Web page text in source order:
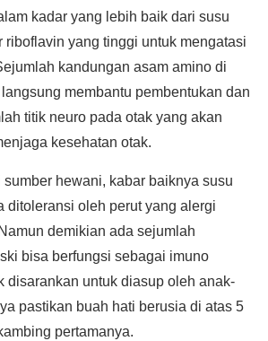
kadar yang lebih baik dari susu
riboflavin yang tinggi untuk mengatasi
kandungan asam amino di
membantu pembentukan dan
titik neuro pada otak yang akan
kesehatan otak.
sumber hewani, kabar baiknya susu
ditoleransi oleh perut yang alergi
demikian ada sejumlah
bisa berfungsi sebagai imuno
disarankan untuk diasup oleh anak-
pastikan buah hati berusia di atas 5
pertamanya.